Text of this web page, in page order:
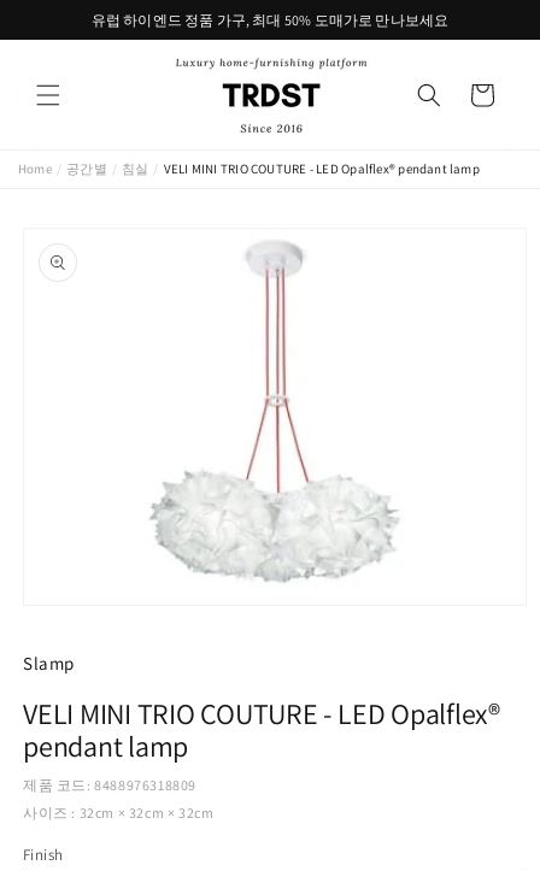
로 건너유럽 하이엔드 정품 가구, 최대 50% 도매가로 만나보세요
트
Home / 공간별 / 침실 / VELI MINI TRIO COUTURE - LED Opalflex® pendant lamp
보로 건
너뛰기
에
미
디
어
1
열
기
Slamp
VELI MINI TRIO COUTURE - LED Opalflex®
pendant lamp
제품 코드: 8488976318809
사이즈 : 32cm × 32cm × 32cm
Finish